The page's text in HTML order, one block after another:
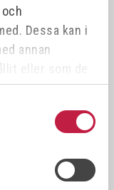
Dessa kan i
annan
eller som de
tjänster.
0-90 mm